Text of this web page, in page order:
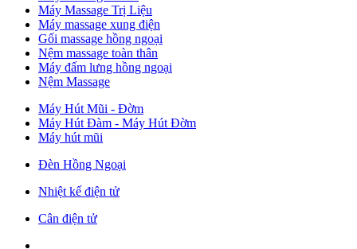
Máy Massage Trị Liệu
Máy massage xung điện
Gối massage hồng ngoại
Nệm massage toàn thân
Máy đấm lưng hồng ngoại
Nệm Massage
Máy Hút Mũi - Đờm
Máy Hút Đàm - Máy Hút Đờm
Máy hút mũi
Đèn Hồng Ngoại
Nhiệt kế điện tử
Cân điện tử